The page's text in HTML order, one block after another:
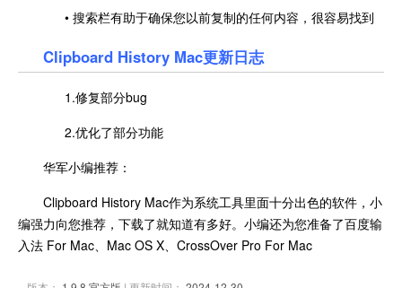
• 搜索栏有助于确保您以前复制的任何内容，很容易找到
Clipboard History Mac更新日志
1.修复部分bug
2.优化了部分功能
华军小编推荐：
Clipboard History Mac作为系统工具里面十分出色的软件，小
编强力向您推荐，下载了就知道有多好。小编还为您准备了百度输
入法 For Mac、Mac OS X、CrossOver Pro For Mac